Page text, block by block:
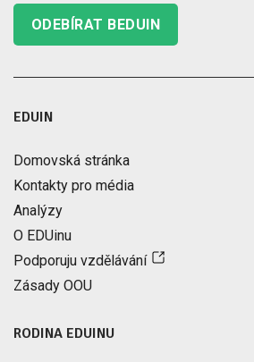
ODEBÍRAT BEDUIN
EDUIN
Domovská stránka
Kontakty pro média
Analýzy
O EDUinu
Podporuju vzdělávání
Zásady OOU
RODINA EDUINU